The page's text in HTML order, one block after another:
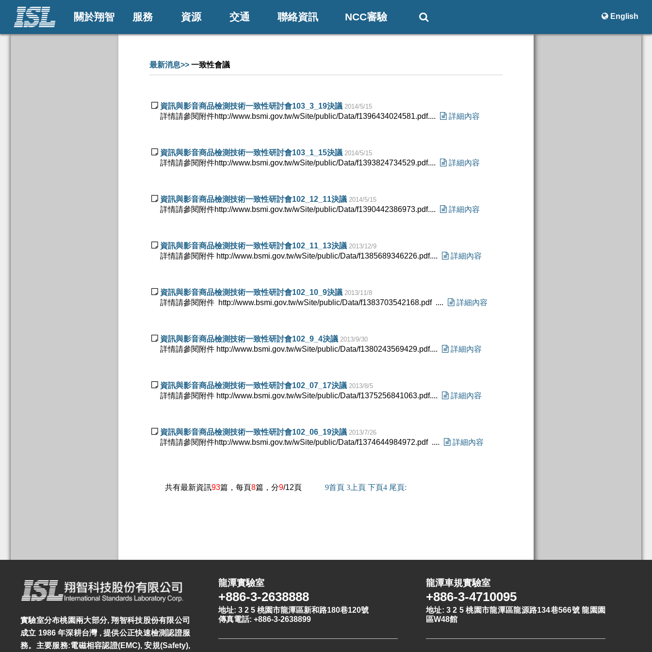
關於翔智 服務 資源 交通 聯絡資訊 NCC審驗   English
最新消息>> 一致性會議
 資訊與影音商品檢測技術一致性研討會103_3_19決議 2014/5/15
詳情請參閱附件http://www.bsmi.gov.tw/wSite/public/Data/f1396434024581.pdf....  詳細內容
 資訊與影音商品檢測技術一致性研討會103_1_15決議 2014/5/15
詳情請參閱附件http://www.bsmi.gov.tw/wSite/public/Data/f1393824734529.pdf....  詳細內容
 資訊與影音商品檢測技術一致性研討會102_12_11決議 2014/5/15
詳情請參閱附件http://www.bsmi.gov.tw/wSite/public/Data/f1390442386973.pdf....  詳細內容
 資訊與影音商品檢測技術一致性研討會102_11_13決議 2013/12/9
詳情請參閱附件 http://www.bsmi.gov.tw/wSite/public/Data/f1385689346226.pdf....  詳細內容
 資訊與影音商品檢測技術一致性研討會102_10_9決議 2013/11/8
詳情請參閱附件 http://www.bsmi.gov.tw/wSite/public/Data/f1383703542168.pdf ....  詳細內容
 資訊與影音商品檢測技術一致性研討會102_9_4決議 2013/9/30
詳情請參閱附件 http://www.bsmi.gov.tw/wSite/public/Data/f1380243569429.pdf....  詳細內容
 資訊與影音商品檢測技術一致性研討會102_07_17決議 2013/8/5
詳情請參閱附件 http://www.bsmi.gov.tw/wSite/public/Data/f1375256841063.pdf....  詳細內容
 資訊與影音商品檢測技術一致性研討會102_06_19決議 2013/7/26
詳情請參閱附件http://www.bsmi.gov.tw/wSite/public/Data/f1374644984972.pdf ....  詳細內容
共有最新資訊93篇，每頁8篇，分9/12頁 9首頁 3 上頁 下頁4 尾頁:
實驗室分布桃園兩大部分, 翔智科技股份有限公司
成立 1986 年深耕台灣 , 提供公正快速檢測認證服
務。主要服務:電磁相容認證(EMC), 安規(Safety),
龍潭實驗室
+886-3-2638888
地址: 3 2 5 桃園市龍潭區新和路180巷120號
傳真電話: +886-3-2638899
龍潭車規實驗室
+886-3-4710095
地址: 3 2 5 桃園市龍潭區龍源路134巷566號 龍園園
區W48館